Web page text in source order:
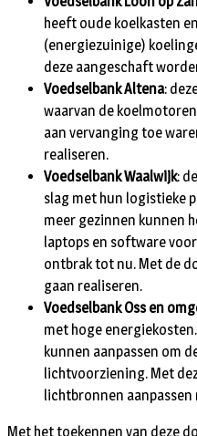
heeft oude koelkasten
(energiezuinige)
deze aangeschaft
Voedselbank Altena:
waarvan de
aan vervanging toe
realiseren.
Voedselbank Waalwijk:
slag met hun logistieke
meer gezinnen kunnen
laptops en software
ontbrak tot nu. Met de
gaan realiseren.
Voedselbank Oss en
met hoge
kunnen aanpassen om
lichtvoorziening. Met
lichtbronnen
Met het toekennen van deze